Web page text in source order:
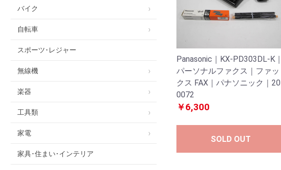
バイク
自転車
スポーツ･レジャー
無線機
楽器
工具類
家電
家具･住まい･インテリア
Panasonic｜KX-PD303DL-K｜
パーソナルファクス｜ファッ
クス FAX｜パナソニック｜20
0072
￥6,300
SOLD OUT